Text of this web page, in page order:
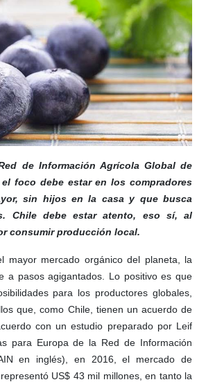
de Información Agrícola Global de
el foco debe estar en los compradores
sin hijos en la casa y que busca
Chile debe estar atento, eso sí, al
consumir producción local.
mayor mercado orgánico del planeta, la
a pasos agigantados. Lo positivo es que
para los productores globales,
que, como Chile, tienen un acuerdo de
con un estudio preparado por Leif
para Europa de la Red de Información
en inglés), en 2016, el mercado de
US$ 43 mil millones, en tanto la